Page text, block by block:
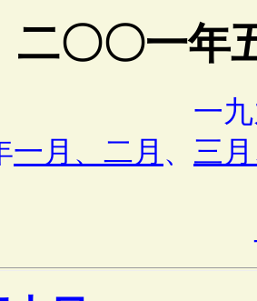
二〇〇一年
一
一月、二月 、 三